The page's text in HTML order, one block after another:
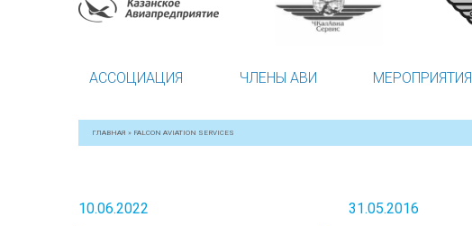
АССОЦИАЦИЯ ЧЛЕНЫ АВИ МЕРОПРИЯТИЯ
ГЛАВНАЯ » FALCON AVIATION SERVICES
10.06.2022 31.05.2016